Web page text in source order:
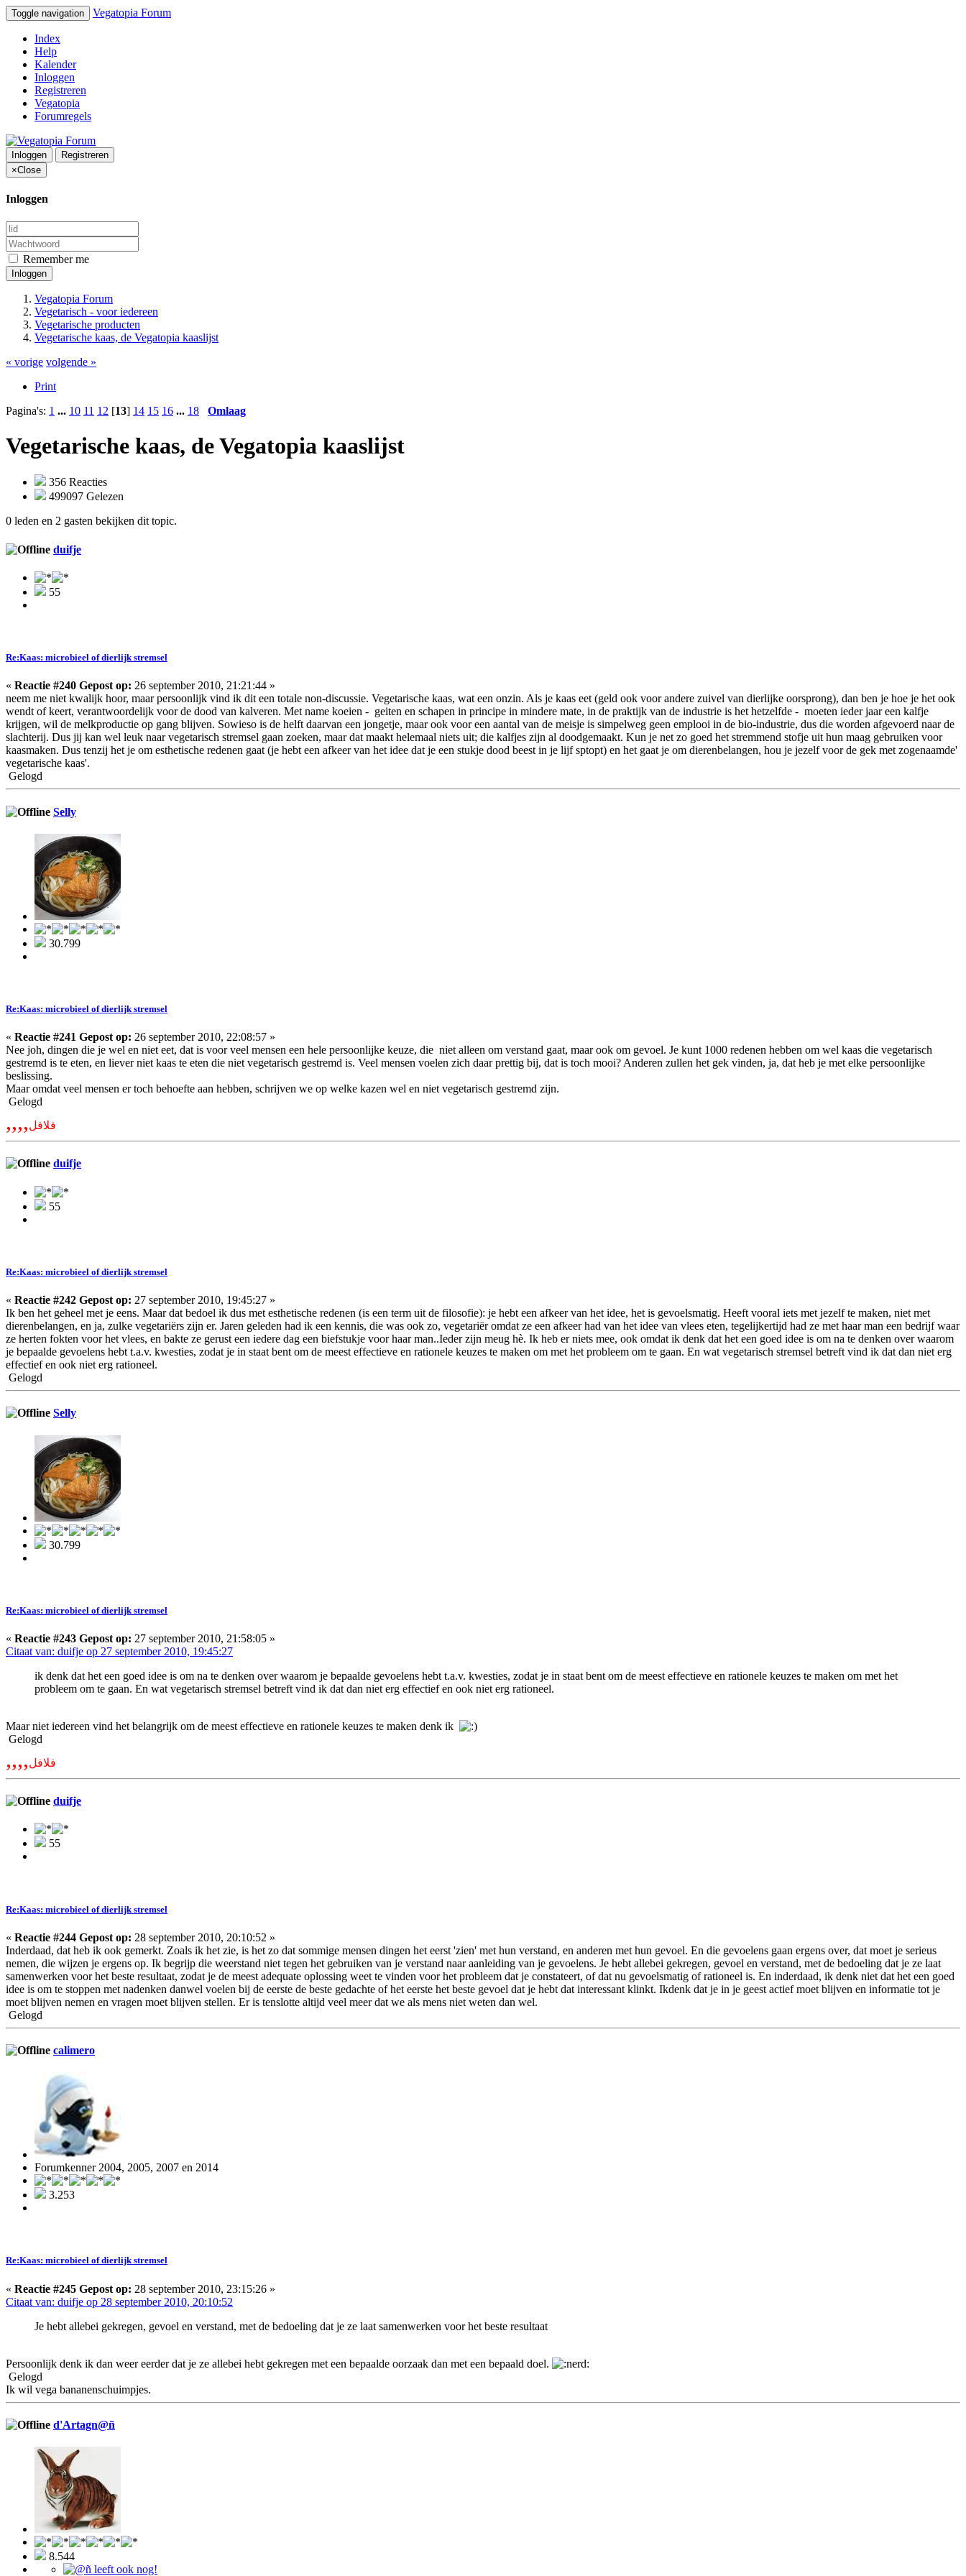
Toggle navigation Vegatopia Forum
Index
Help
Kalender
Inloggen
Registreren
Vegatopia
Forumregels
Inloggen
Registreren
×Close
Inloggen
Remember me
Inloggen
Vegatopia Forum
Vegetarisch - voor iedereen
Vegetarische producten
Vegetarische kaas, de Vegatopia kaaslijst
« vorige volgende »
Print
Pagina's: 1 ... 10 11 12 [13] 14 15 16 ... 18 Omlaag
Vegetarische kaas, de Vegatopia kaaslijst
356 Reacties
499097 Gelezen
0 leden en 2 gasten bekijken dit topic.
duifje
55
Re:Kaas: microbieel of dierlijk stremsel
« Reactie #240 Gepost op: 26 september 2010, 21:21:44 »
neem me niet kwalijk hoor, maar persoonlijk vind ik dit een totale non-discussie. Vegetarische kaas, wat een onzin. Als je kaas eet (geld ook voor andere zuivel van dierlijke oorsprong), dan ben je hoe je het ook
wendt of keert, verantwoordelijk voor de dood van kalveren. Met name koeien - geiten en schapen in principe in mindere mate, in de praktijk van de industrie is het hetzelfde - moeten ieder jaar een kalfje
krijgen, wil de melkproductie op gang blijven. Sowieso is de helft daarvan een jongetje, maar ook voor een aantal van de meisje is simpelweg geen emplooi in de bio-industrie, dus die worden afgevoerd naar de
slachterij. Dus jij kan wel leuk naar vegetarisch stremsel gaan zoeken, maar dat maakt helemaal niets uit; die kalfjes zijn al doodgemaakt. Kun je net zo goed het stremmend stofje uit hun maag gebruiken voor
kaasmaken. Dus tenzij het je om esthetische redenen gaat (je hebt een afkeer van het idee dat je een stukje dood beest in je lijf sptopt) en het gaat je om dierenbelangen, hou je jezelf voor de gek met zogenaamde'
vegetarische kaas'.
Gelogd
Selly
30.799
Re:Kaas: microbieel of dierlijk stremsel
« Reactie #241 Gepost op: 26 september 2010, 22:08:57 »
Nee joh, dingen die je wel en niet eet, dat is voor veel mensen een hele persoonlijke keuze, die niet alleen om verstand gaat, maar ook om gevoel. Je kunt 1000 redenen hebben om wel kaas die vegetarisch
gestremd is te eten, en liever niet kaas te eten die niet vegetarisch gestremd is. Veel mensen voelen zich daar prettig bij, dat is toch mooi? Anderen zullen het gek vinden, ja, dat heb je met elke persoonlijke
beslissing.
Maar omdat veel mensen er toch behoefte aan hebben, schrijven we op welke kazen wel en niet vegetarisch gestremd zijn.
Gelogd
,,,,فلافل
duifje
55
Re:Kaas: microbieel of dierlijk stremsel
« Reactie #242 Gepost op: 27 september 2010, 19:45:27 »
Ik ben het geheel met je eens. Maar dat bedoel ik dus met esthetische redenen (is een term uit de filosofie): je hebt een afkeer van het idee, het is gevoelsmatig. Heeft vooral iets met jezelf te maken, niet met
dierenbelangen, en ja, zulke vegetariërs zijn er. Jaren geleden had ik een kennis, die was ook zo, vegetariër omdat ze een afkeer had van het idee van vlees eten, tegelijkertijd had ze met haar man een bedrijf waar
ze herten fokten voor het vlees, en bakte ze gerust een iedere dag een biefstukje voor haar man..Ieder zijn meug hè. Ik heb er niets mee, ook omdat ik denk dat het een goed idee is om na te denken over waarom
je bepaalde gevoelens hebt t.a.v. kwesties, zodat je in staat bent om de meest effectieve en rationele keuzes te maken om met het probleem om te gaan. En wat vegetarisch stremsel betreft vind ik dat dan niet erg
effectief en ook niet erg rationeel.
Gelogd
Selly
30.799
Re:Kaas: microbieel of dierlijk stremsel
« Reactie #243 Gepost op: 27 september 2010, 21:58:05 »
Citaat van: duifje op 27 september 2010, 19:45:27
ik denk dat het een goed idee is om na te denken over waarom je bepaalde gevoelens hebt t.a.v. kwesties, zodat je in staat bent om de meest effectieve en rationele keuzes te maken om met het
probleem om te gaan. En wat vegetarisch stremsel betreft vind ik dat dan niet erg effectief en ook niet erg rationeel.
Maar niet iedereen vind het belangrijk om de meest effectieve en rationele keuzes te maken denk ik
Gelogd
,,,,فلافل
duifje
55
Re:Kaas: microbieel of dierlijk stremsel
« Reactie #244 Gepost op: 28 september 2010, 20:10:52 »
Inderdaad, dat heb ik ook gemerkt. Zoals ik het zie, is het zo dat sommige mensen dingen het eerst 'zien' met hun verstand, en anderen met hun gevoel. En die gevoelens gaan ergens over, dat moet je serieus
nemen, die wijzen je ergens op. Ik begrijp die weerstand niet tegen het gebruiken van je verstand naar aanleiding van je gevoelens. Je hebt allebei gekregen, gevoel en verstand, met de bedoeling dat je ze laat
samenwerken voor het beste resultaat, zodat je de meest adequate oplossing weet te vinden voor het probleem dat je constateert, of dat nu gevoelsmatig of rationeel is. En inderdaad, ik denk niet dat het een goed
idee is om te stoppen met nadenken danwel voelen bij de eerste de beste gedachte of het eerste het beste gevoel dat je hebt dat interessant klinkt. Ikdenk dat je in je geest actief moet blijven en informatie tot je
moet blijven nemen en vragen moet blijven stellen. Er is tenslotte altijd veel meer dat we als mens niet weten dan wel.
Gelogd
calimero
Forumkenner 2004, 2005, 2007 en 2014
3.253
Re:Kaas: microbieel of dierlijk stremsel
« Reactie #245 Gepost op: 28 september 2010, 23:15:26 »
Citaat van: duifje op 28 september 2010, 20:10:52
Je hebt allebei gekregen, gevoel en verstand, met de bedoeling dat je ze laat samenwerken voor het beste resultaat
Persoonlijk denk ik dan weer eerder dat je ze allebei hebt gekregen met een bepaalde oorzaak dan met een bepaald doel.
Gelogd
Ik wil vega bananenschuimpjes.
d'Artagn@ñ
8.544